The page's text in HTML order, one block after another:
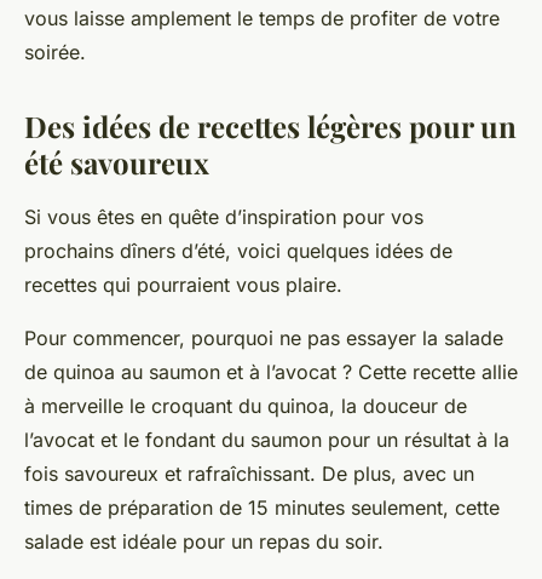
vous laisse amplement le temps de profiter de votre
soirée.
Des idées de recettes légères pour un
été savoureux
Si vous êtes en quête d’inspiration pour vos
prochains dîners d’été, voici quelques idées de
recettes qui pourraient vous plaire.
Pour commencer, pourquoi ne pas essayer la salade
de quinoa au saumon et à l’avocat ? Cette recette allie
à merveille le croquant du quinoa, la douceur de
l’avocat et le fondant du saumon pour un résultat à la
fois savoureux et rafraîchissant. De plus, avec un
times de préparation de 15 minutes seulement, cette
salade est idéale pour un repas du soir.